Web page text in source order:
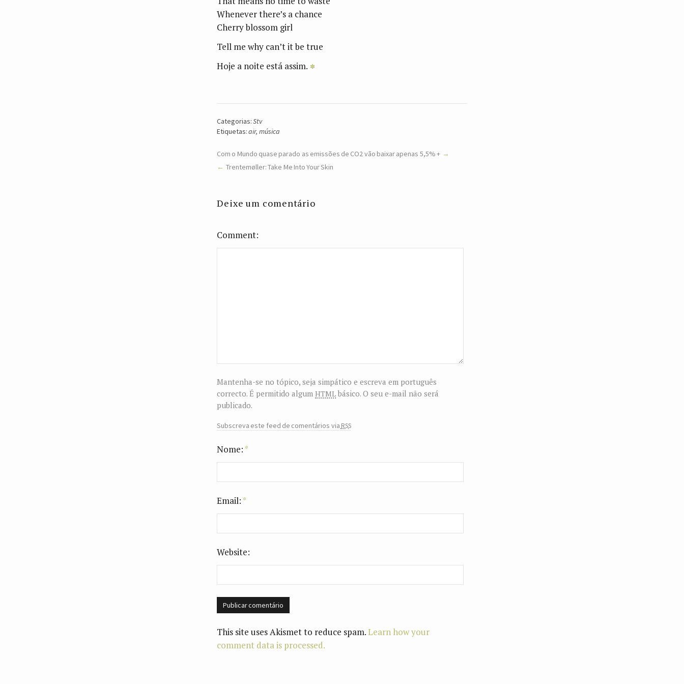
Whenever there’s a chance
Cherry blossom girl
Tell me why can’t it be true
Hoje a noite está assim.
Categorias:Stv
Etiquetas:air, música
Com o Mundo quase parado as emissões de CO2 vão baixar apenas 5,5% +
Trentemøller: Take Me Into Your Skin
Deixe um comentário
Comment
Mantenha-se no tópico, seja simpático e escreva em português
correcto. É permitido algum htmlbásico. O seu e-mail não será
publicado.
Subscreva este feed de comentários via rss
Nome:*
Email:*
Website:
This site uses Akismet to reduce spam.Learn how your
comment data is processed.